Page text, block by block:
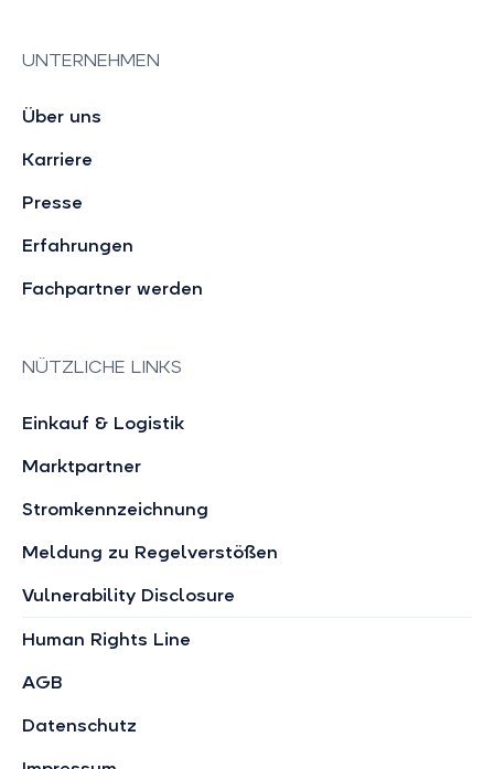
UNTERNEHMEN
Über uns
Karriere
Presse
Erfahrungen
Fachpartner werden
NÜTZLICHE LINKS
Einkauf & Logistik
Marktpartner
Stromkennzeichnung
Meldung zu Regelverstößen
Vulnerability Disclosure
Human Rights Line
AGB
Datenschutz